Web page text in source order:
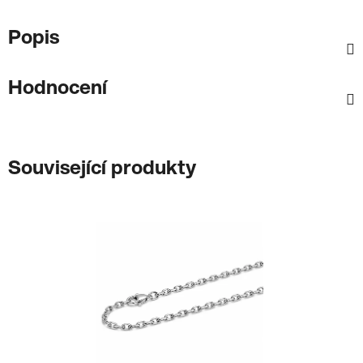
Popis
Hodnocení
Související produkty